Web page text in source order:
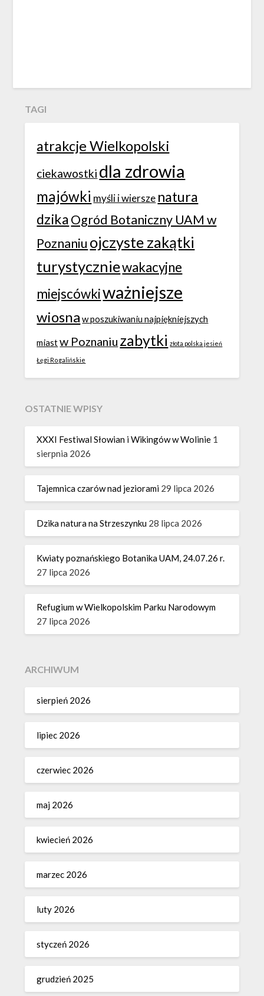
TAGI
atrakcje Wielkopolski
ciekawostki dla zdrowia
majówki myśli i wiersze natura
dzikaOgród Botaniczny UAM w
Poznaniu ojczyste zakątki
turystyczniewakacyjne
miejscówkiważniejsze
wiosna w poszukiwaniu najpiękniejszych
miastw Poznaniu zabytki złota polska jesień
Łęgi Rogalińskie
OSTATNIE WPISY
XXXI Festiwal Słowian i Wikingów w Wolinie 1
sierpnia 2026
Tajemnica czarów nad jeziorami 29 lipca 2026
Dzika natura na Strzeszynku 28 lipca 2026
Kwiaty poznańskiego Botanika UAM, 24.07.26 r.
27 lipca 2026
Refugium w Wielkopolskim Parku Narodowym
27 lipca 2026
ARCHIWUM
sierpień 2026
lipiec 2026
czerwiec 2026
maj 2026
kwiecień 2026
marzec 2026
luty 2026
styczeń 2026
grudzień 2025